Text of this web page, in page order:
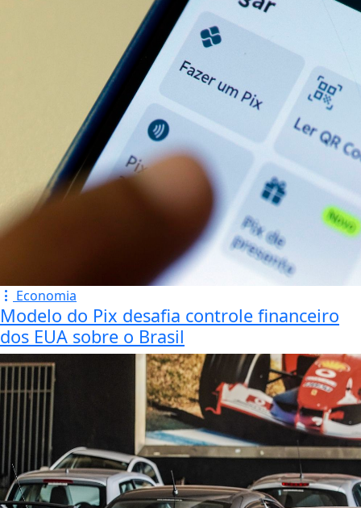
Economia
Modelo do Pix desafia controle financeiro
dos EUA sobre o Brasil